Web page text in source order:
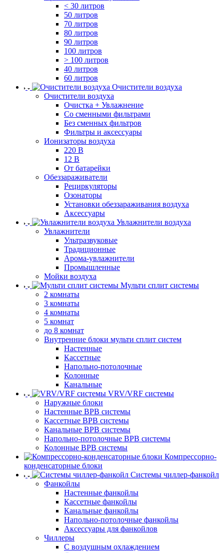
< 30 литров
50 литров
70 литров
80 литров
90 литров
100 литров
> 100 литров
40 литров
60 литров
Очистители воздуха
Очистители воздуха
Очистка + Увлажнение
Cо сменными фильтрами
Без сменных фильтров
Фильтры и аксессуары
Ионизаторы воздуха
220 В
12 В
От батарейки
Обеззараживатели
Рециркуляторы
Озонаторы
Установки обеззараживания воздуха
Аксессуары
Увлажнители воздуха
Увлажнители
Ультразвуковые
Традиционные
Арома-увлажнители
Промышленные
Мойки воздуха
Мульти сплит системы
2 комнаты
3 комнаты
4 комнаты
5 комнат
до 8 комнат
Внутренние блоки мульти сплит систем
Настенные
Кассетные
Напольно-потолочные
Колонные
Канальные
VRV/VRF системы
Наружные блоки
Настенные ВРВ системы
Кассетные ВРВ системы
Канальные ВРВ системы
Напольно-потолочные ВРВ системы
Колонные ВРВ системы
Компрессорно-
конденсаторные блоки
Системы чиллер-фанкойл
Фанкойлы
Настенные фанкойлы
Кассетные фанкойлы
Канальные фанкойлы
Напольно-потолочные фанкойлы
Аксессуары для фанкойлов
Чиллеры
С воздушным охлаждением